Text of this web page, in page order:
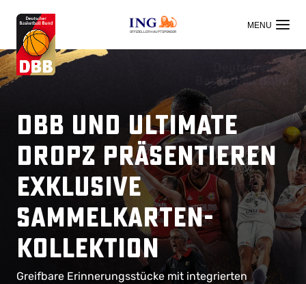
OFFIZIELLER HAUPTSPONSOR
DBB und Ultimate
Dropz präsentieren
exklusive
Sammelkarten-
Kollektion
Greifbare Erinnerungsstücke mit integrierten